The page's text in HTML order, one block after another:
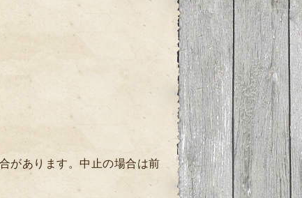
があります。中止の場合は前